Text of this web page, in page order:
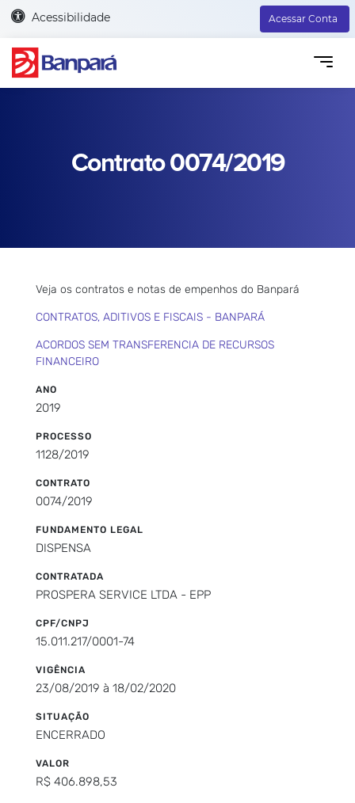
Acessibilidade Acessar Conta
Contrato 0074/2019
Veja os contratos e notas de empenhos do Banpará
CONTRATOS, ADITIVOS E FISCAIS - BANPARÁ
ACORDOS SEM TRANSFERENCIA DE RECURSOS
FINANCEIRO
ANO
2019
PROCESSO
1128/2019
CONTRATO
0074/2019
FUNDAMENTO LEGAL
DISPENSA
CONTRATADA
PROSPERA SERVICE LTDA - EPP
CPF/CNPJ
15.011.217/0001-74
VIGÊNCIA
23/08/2019 à 18/02/2020
SITUAÇÃO
ENCERRADO
VALOR
R$ 406.898,53